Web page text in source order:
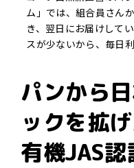
ム」では、組合員さん
き、翌日にお届けして
スが少ないから、毎日
パンから
ックを拡
有機JAS